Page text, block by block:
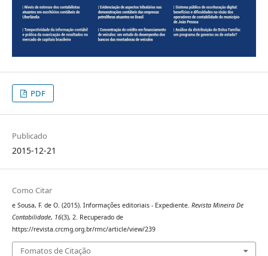
PDF
Publicado
2015-12-21
Como Citar
e Sousa, F. de O. (2015). Informações editoriais - Expediente. Revista Mineira De
Contabilidade, 16(3), 2. Recuperado de
https://revista.crcmg.org.br/rmc/article/view/239
Fomatos de Citação